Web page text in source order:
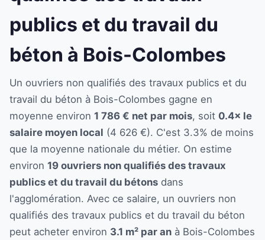
publics et du travail du
béton à Bois-Colombes
Un ouvriers non qualifiés des travaux publics et du
travail du béton à Bois-Colombes gagne en
moyenne environ 1 786 € net par mois, soit 0.4× le
salaire moyen local (4 626 €). C'est 3.3% de moins
que la moyenne nationale du métier. On estime
environ 19 ouvriers non qualifiés des travaux
publics et du travail du bétons dans
l'agglomération. Avec ce salaire, un ouvriers non
qualifiés des travaux publics et du travail du béton
peut acheter environ 3.1 m² par an à Bois-Colombes